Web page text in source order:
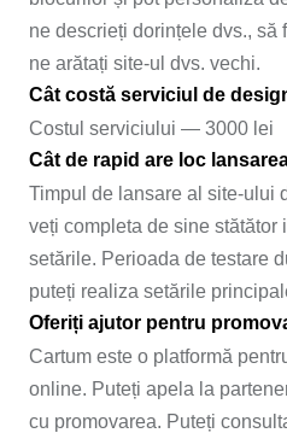
ne descrieți dorințele dvs., să
ne arătați site-ul dvs. vechi.
Cât costă serviciul de
Costul serviciului — 3000 lei
Cât de rapid are loc
Timpul de lansare al site-ului
veți completa de sine stătător
setările. Perioada de testare
puteți realiza setările
Oferiți ajutor pentru
Cartum este o platformă
online. Puteți apela la
cu promovarea. Puteți